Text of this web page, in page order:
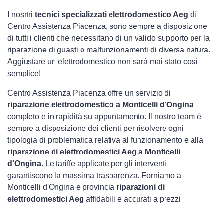
I nosrtri tecnici specializzati elettrodomestico Aeg di
Centro Assistenza Piacenza, sono sempre a disposizione
di tutti i clienti che necessitano di un valido supporto per la
riparazione di guasti o malfunzionamenti di diversa natura.
Aggiustare un elettrodomestico non sarà mai stato così
semplice!
Centro Assistenza Piacenza offre un servizio di
riparazione elettrodomestico a Monticelli d'Ongina
completo e in rapidità su appuntamento. Il nostro team è
sempre a disposizione dei clienti per risolvere ogni
tipologia di problematica relativa al funzionamento e alla
riparazione di elettrodomestici Aeg a Monticelli
d'Ongina. Le tariffe applicate per gli interventi
garantiscono la massima trasparenza. Forniamo a
Monticelli d'Ongina e provincia riparazioni di
elettrodomestici Aeg affidabili e accurati a prezzi